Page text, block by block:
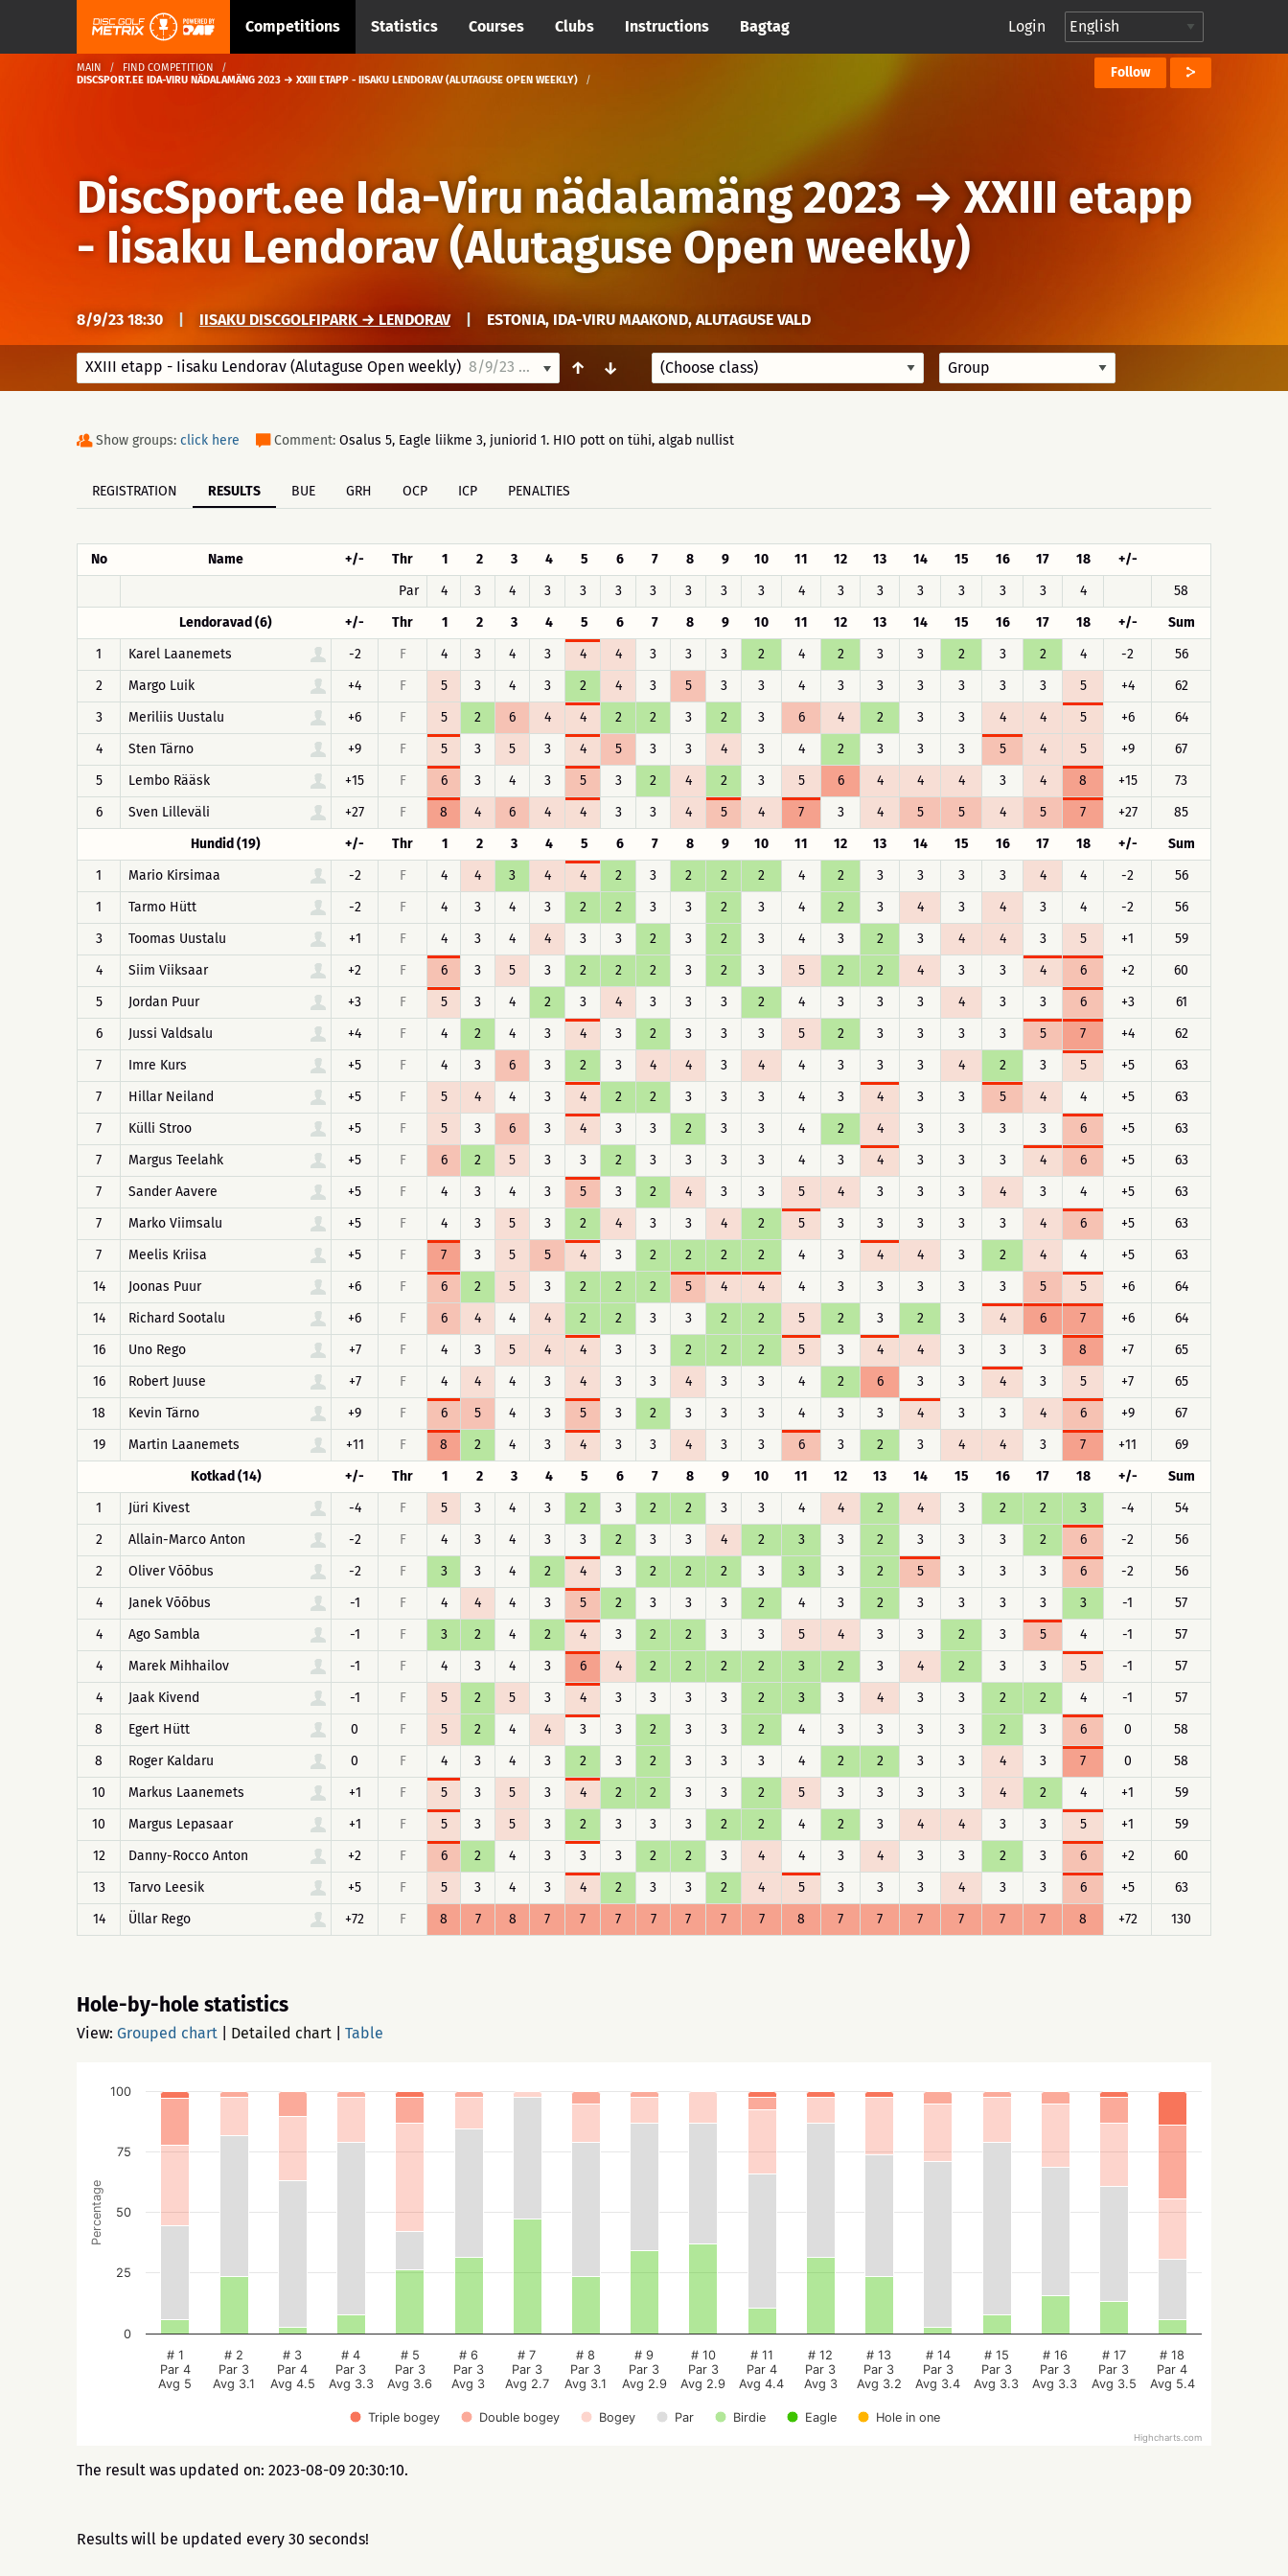
Competitions Statistics Courses Clubs Instructions Bagtag Login
MAIN
FIND COMPETITION
DISCSPORT.EE IDA-VIRU NÄDALAMÄNG 2023 → XXIII ETAPP - IISAKU LENDORAV (ALUTAGUSE OPEN WEEKLY)
Follow
DiscSport.ee Ida-Viru nädalamäng 2023 → XXIII etapp
- Iisaku Lendorav (Alutaguse Open weekly)
8/9/23 18:30 IISAKU DISCGOLFIPARK → LENDORAV ESTONIA, IDA-VIRU MAAKOND, ALUTAGUSE VALD
XXIII etapp - Iisaku Lendorav (Alutaguse Open weekly) 8/9/23 18:30 ↑ ↓
Show groups: click here Comment: Osalus 5, Eagle liikme 3, juniorid 1. HIO pott on tühi, algab nullist
REGISTRATION RESULTS BUE GRH OCP ICP PENALTIES
No Name +/- Thr 1 2 3 4 5 6 7 8 9 10 11 12 13 14 15 16 17 18
+/-
Par
4 3 4 3 3 3 3 3 3 3 4 3 3 3 3 3 3 4
58
Lendoravad (6)
+/- Thr 1 2 3 4 5 6 7 8 9 10 11 12 13 14 15 16 17 18 +/-
Sum
1
Karel Laanemets -2 F 4 3 4 3 4 4 3 3 3 2 4 2 3 3 2 3 2 4 -2
56
2
Margo Luik +4 F 5 3 4 3 2 4 3 5 3 3 4 3 3 3 3 3 3 5 +4
62
3
Meriliis Uustalu +6 F 5 2 6 4 4 2 2 3 2 3 6 4 2 3 3 4 4 5 +6
64
4
Sten Tärno +9 F 5 3 5 3 4 5 3 3 4 3 4 2 3 3 3 5 4 5 +9
67
5
Lembo Rääsk +15 F 6 3 4 3 5 3 2 4 2 3 5 6 4 4 4 3 4 8 +15
73
6
Sven Lilleväli +27 F 8 4 6 4 4 3 3 4 5 4 7 3 4 5 5 4 5 7 +27
85
Hundid (19)
+/- Thr 1 2 3 4 5 6 7 8 9 10 11 12 13 14 15 16 17 18 +/-
Sum
1
Mario Kirsimaa -2 F 4 4 3 4 4 2 3 2 2 2 4 2 3 3 3 3 4 4 -2
56
1
Tarmo Hütt -2 F 4 3 4 3 2 2 3 3 2 3 4 2 3 4 3 4 3 4 -2
56
3
Toomas Uustalu +1 F 4 3 4 4 3 3 2 3 2 3 4 3 2 3 4 4 3 5 +1
59
4
Siim Viiksaar +2 F 6 3 5 3 2 2 2 3 2 3 5 2 2 4 3 3 4 6 +2
60
5
Jordan Puur +3 F 5 3 4 2 3 4 3 3 3 2 4 3 3 3 4 3 3 6 +3
61
6
Jussi Valdsalu +4 F 4 2 4 3 4 3 2 3 3 3 5 2 3 3 3 3 5 7 +4
62
7
Imre Kurs +5 F 4 3 6 3 2 3 4 4 3 4 4 3 3 3 4 2 3 5 +5
63
7
Hillar Neiland +5 F 5 4 4 3 4 2 2 3 3 3 4 3 4 3 3 5 4 4 +5
63
7
Külli Stroo +5 F 5 3 6 3 4 3 3 2 3 3 4 2 4 3 3 3 3 6 +5
63
7
Margus Teelahk +5 F 6 2 5 3 3 2 3 3 3 3 4 3 4 3 3 3 4 6 +5
63
7
Sander Aavere +5 F 4 3 4 3 5 3 2 4 3 3 5 4 3 3 3 4 3 4 +5
63
7
Marko Viimsalu +5 F 4 3 5 3 2 4 3 3 4 2 5 3 3 3 3 3 4 6 +5
63
7
Meelis Kriisa +5 F 7 3 5 5 4 3 2 2 2 2 4 3 4 4 3 2 4 4 +5
63
14
Joonas Puur +6 F 6 2 5 3 2 2 2 5 4 4 4 3 3 3 3 3 5 5 +6
64
14
Richard Sootalu +6 F 6 4 4 4 2 2 3 3 2 2 5 2 3 2 3 4 6 7 +6
64
16
Uno Rego +7 F 4 3 5 4 4 3 3 2 2 2 5 3 4 4 3 3 3 8 +7
65
16
Robert Juuse +7 F 4 4 4 3 4 3 3 4 3 3 4 2 6 3 3 4 3 5 +7
65
18
Kevin Tärno +9 F 6 5 4 3 5 3 2 3 3 3 4 3 3 4 3 3 4 6 +9
67
19
Martin Laanemets +11 F 8 2 4 3 4 3 3 4 3 3 6 3 2 3 4 4 3 7 +11
69
Kotkad (14)
+/- Thr 1 2 3 4 5 6 7 8 9 10 11 12 13 14 15 16 17 18 +/-
Sum
1
Jüri Kivest -4 F 5 3 4 3 2 3 2 2 3 3 4 4 2 4 3 2 2 3 -4
54
2
Allain-Marco Anton -2 F 4 3 4 3 3 2 3 3 4 2 3 3 2 3 3 3 2 6 -2
56
2
Oliver Võõbus -2 F 3 3 4 2 4 3 2 2 2 3 3 3 2 5 3 3 3 6 -2
56
4
Janek Võõbus -1 F 4 4 4 3 5 2 3 3 3 2 4 3 2 3 3 3 3 3 -1
57
4
Ago Sambla -1 F 3 2 4 2 4 3 2 2 3 3 5 4 3 3 2 3 5 4 -1
57
4
Marek Mihhailov -1 F 4 3 4 3 6 4 2 2 2 2 3 2 3 4 2 3 3 5 -1
57
4
Jaak Kivend -1 F 5 2 5 3 4 3 3 3 3 2 3 3 4 3 3 2 2 4 -1
57
8
Egert Hütt 0 F 5 2 4 4 3 3 2 3 3 2 4 3 3 3 3 2 3 6 0
58
8
Roger Kaldaru 0 F 4 3 4 3 2 3 2 3 3 3 4 2 2 3 3 4 3 7 0
58
10
Markus Laanemets +1 F 5 3 5 3 4 2 2 3 3 2 5 3 3 3 3 4 2 4 +1
59
10
Margus Lepasaar +1 F 5 3 5 3 2 3 3 3 2 2 4 2 3 4 4 3 3 5 +1
59
12
Danny-Rocco Anton +2 F 6 2 4 3 3 3 2 2 3 4 4 3 4 3 3 2 3 6 +2
60
13
Tarvo Leesik +5 F 5 3 4 3 4 2 3 3 2 4 5 3 3 3 4 3 3 6 +5
63
14
Üllar Rego +72 F 8 7 8 7 7 7 7 7 7 7 8 7 7 7 7 7 7 8 +72 130
Hole-by-hole statistics
View: Grouped chart Detailed chart Table
Percentage
Triple bogey Double bogey Bogey Par Birdie Eagle Hole in one
# 1
Par 4
Avg 5
# 2
Par 3
Avg 3.1
# 3
Par 4
Avg 4.5
# 4
Par 3
Avg 3.3
# 5
Par 3
Avg 3.6
# 6
Par 3
Avg 3
# 7
Par 3
Avg 2.7
# 8
Par 3
Avg 3.1
# 9
Par 3
Avg 2.9
# 10
Par 3
Avg 2.9
# 11
Par 4
Avg 4.4
# 12
Par 3
Avg 3
# 13
Par 3
Avg 3.2
# 14
Par 3
Avg 3.4
# 15
Par 3
Avg 3.3
# 16
Par 3
Avg 3.3
# 17
Par 3
Avg 3.5
# 18
Par 4
Avg 5.4
0
25
50
75
100
Highcharts.com
The result was updated on: 2023-08-09 20:30:10.
Results will be updated every 30 seconds!